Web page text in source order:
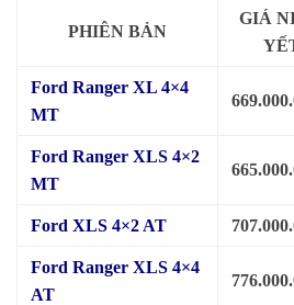
PHIÊN BẢN
GIÁ
Ford Ranger XL 4×4
MT
Ford Ranger XLS 4×2
MT
Ford XLS 4×2 AT
Ford Ranger XLS 4×4
AT